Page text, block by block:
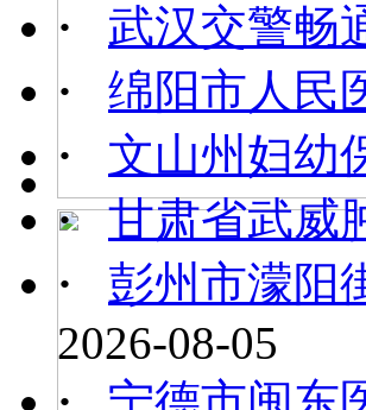
·
武汉交警畅
·
绵阳市人民
·
文山州妇幼
· 甘肃省武威
·
彭州市濛阳
2026-08-05